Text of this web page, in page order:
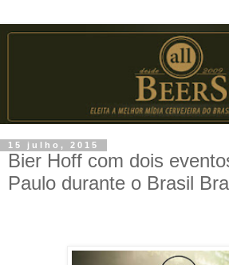
15 julho, 2015
Bier Hoff com dois
Paulo durante o Brasil